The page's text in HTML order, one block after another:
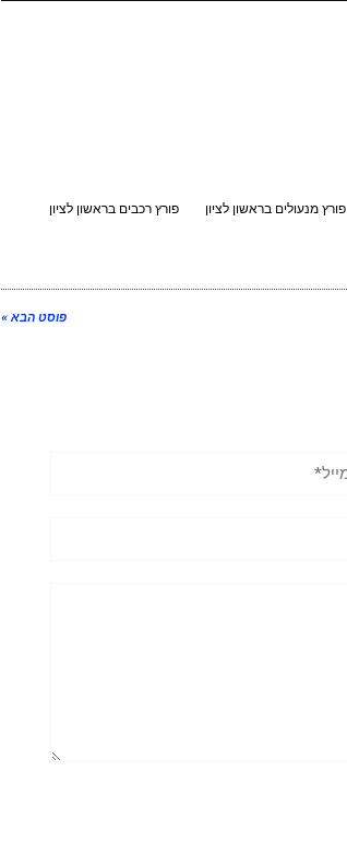
פורץ מנעולים בראשון לציון פורץ רכבים בראשון לציון
פוסט הבא »